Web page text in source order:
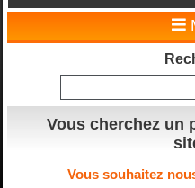
Vous cherchez un
Vous souhaitez